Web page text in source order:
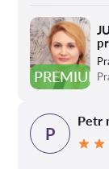
PREMIUM
P
Petr